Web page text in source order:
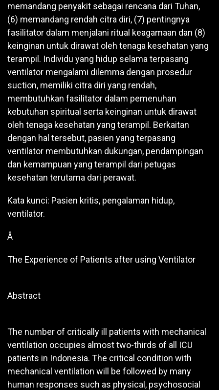
memandang penyakit sebagai rencana dari Tuhan,
(6) memandang rendah citra diri, (7) pentingnya
fasilitator dalam menjalani ritual keagamaan dan (8)
keinginan untuk dirawat oleh tenaga kesehatan yang
terampil. Individu yang hidup selama terpasang
ventilator mengalami dilemma dengan prosedur
suction, memiliki citra diri yang rendah,
membutuhkan fasilitator dalam pemenuhan
kebutuhan spiritual serta keinginan untuk dirawat
oleh tenaga kesehatan yang terampil. Berkaitan
dengan hal tersebut, pasien yang terpasang
ventilator membutuhkan dukungan, pendampingan
dan kemampuan yang terampil dari petugas
kesehatan terutama dari perawat.
Kata kunci: Pasien kritis, pengalaman hidup,
ventilator.
Â
The Experience of Patients after using Ventilator
Abstract
The number of critically ill patients with mechanical
ventilation occupies almost two-thirds of all ICU
patients in Indonesia. The critical condition with
mechanical ventilation will be followed by many
human responses such as physical, psychosocial